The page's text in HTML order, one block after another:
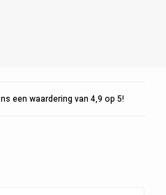
een waardering van 4,9 op 5!